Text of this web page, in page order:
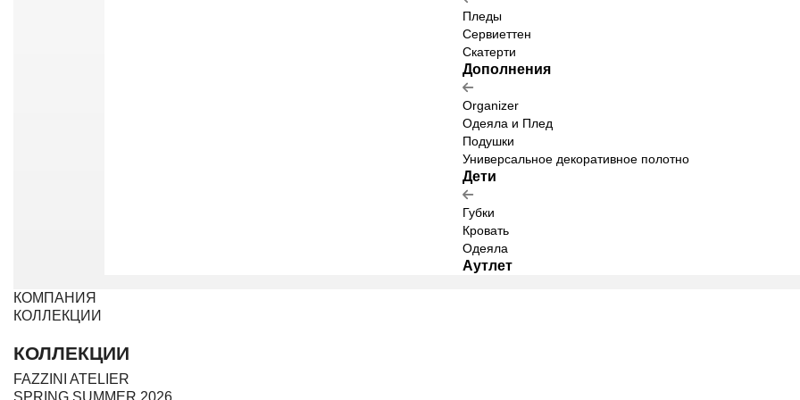
Пледы
Сервиеттен
Скатерти
Дополнения
Organizer
Одеяла и Плед
Подушки
Универсальное декоративное полотно
Дети
Губки
Кровать
Одеяла
Аутлет
КОМПАНИЯ
КОЛЛЕКЦИИ
КОЛЛЕКЦИИ
FAZZINI ATELIER
SPRING SUMMER 2026